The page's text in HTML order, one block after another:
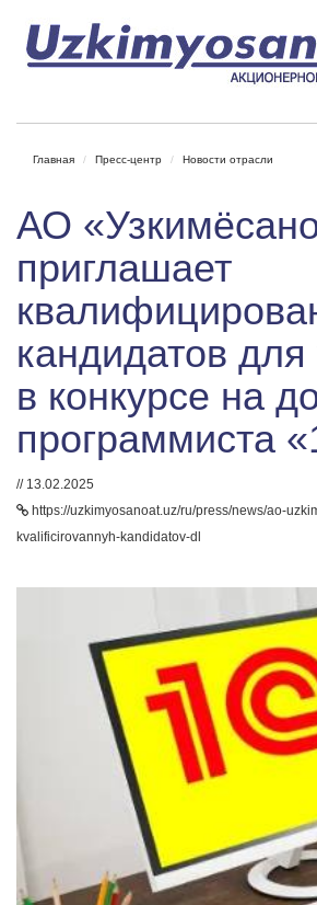
Главная Пресс-центр Новости отрасли
АО
приглашает
кандидатов для
в конкурсе на
программиста
// 13.02.2025
https://uzkimyosanoat.uz/ru/press/news/ao-
kvalificirovannyh-kandidatov-dl